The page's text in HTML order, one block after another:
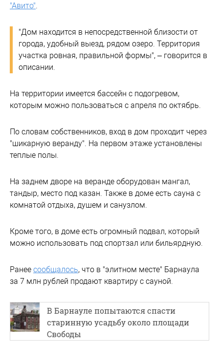
"Авито"
"Дом находится в непосредственной близости от
города, удобный выезд, рядом озеро. Территория
участка ровная, правильной формы", – говорится в
описании.
На территории имеется бассейн с подогревом,
которым можно пользоваться с апреля по октябрь.
По словам собственников, вход в дом проходит через
"шикарную веранду". На первом этаже установлены
теплые полы.
На заднем дворе на веранде оборудован мангал,
тандыр, место под казан. Также в доме есть сауна с
комнатой отдыха, душем и санузлом.
Кроме того, в доме есть огромный подвал, который
можно использовать под спортзал или бильярдную.
Ранее сообщалось, что в "элитном месте" Барнаула
за 7 млн рублей продают квартиру с сауной.
В Барнауле попытаются спасти
старинную усадьбу около площади
Свободы